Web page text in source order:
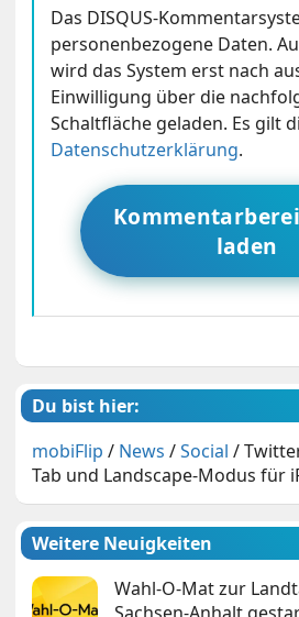
Das DISQUS-
personenbezogene Daten.
wird das System erst nach
Einwilligung über die
Schaltfläche geladen. Es gilt
Datenschutzerklärung.
laden
Du bist hier:
mobiFlip / News /Social /
Tab und Landscape-Modus für
Weitere Neuigkeiten
Wahl-O-Mat zur